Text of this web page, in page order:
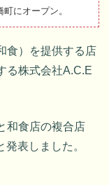
にオープン。
食）を提供する店
る株式会社A.C.E
和食店の複合店
表しました。